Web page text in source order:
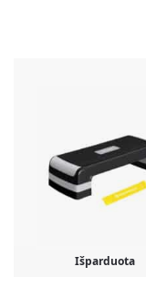
Išparduota